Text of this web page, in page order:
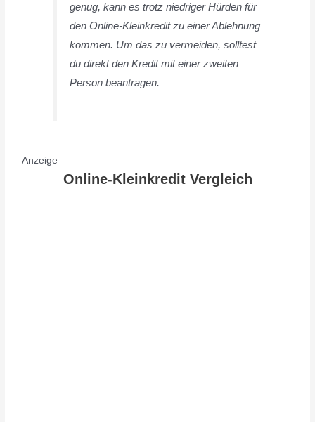
genug, kann es trotz niedriger Hürden für
den Online-Kleinkredit zu einer Ablehnung
kommen. Um das zu vermeiden, solltest
du direkt den Kredit mit einer zweiten
Person beantragen.
Anzeige
Online-Kleinkredit Vergleich